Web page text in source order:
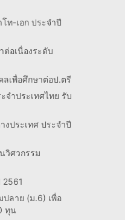
ท-เอก ประจำปี
ต่อเนื่องระดับ
เพื่อศึกษาต่อป.ตรี
จำประเทศไทย รับ
งประเทศ ประจำปี
วิศวกรรม
ลาย (ม.6) เพื่อ
ทุน